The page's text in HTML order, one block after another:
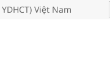
Việt Nam